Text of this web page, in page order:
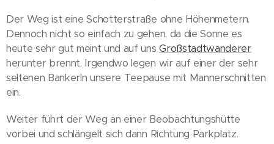
Der Weg ist eine Schotterstraße ohne Höhenmetern.
Dennoch nicht so einfach zu gehen, da die Sonne es
heute sehr gut meint und auf unsGroßstadtwanderer
herunter brennt. Irgendwo legen wir auf einer der sehr
seltenen Bankerln unsere Teepause mit Mannerschnitten
ein.
Weiter führt der Weg an einer Beobachtungshütte
vorbei und schlängelt sich dann Richtung Parkplatz.